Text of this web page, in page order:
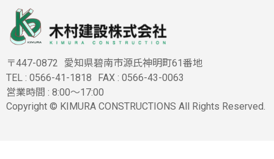
〒447-0872
愛知県碧南市源氏神明町61番地
TEL : 0566-41-1818
FAX : 0566-43-0063
営業時間 : 8:00〜17:00
Copyright © KIMURA CONSTRUCTIONS All Rights Reserved.